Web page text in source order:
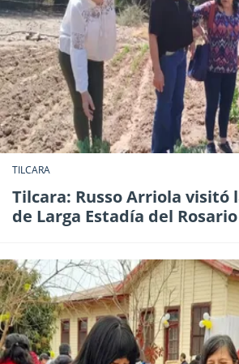
TILCARA
Tilcara: Russo Arriola visitó
de Larga Estadía del Rosario